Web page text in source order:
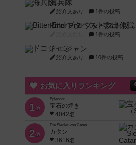
海兵隊
紹介文あり 1件の投稿
Bitter End ブタペスト救出作戦
1件の投稿
ドコジャン
紹介文あり 10件の投稿
お気に入りランキング
1位
Splendor
宝石の煌き
4042名
2位
Die Siedler von Catan
カタン
3616名